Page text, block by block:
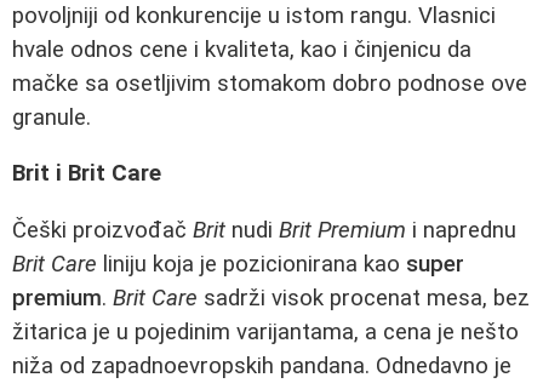
povoljniji od konkurencije u istom rangu. Vlasnici
hvale odnos cene i kvaliteta, kao i činjenicu da
mačke sa osetljivim stomakom dobro podnose ove
granule.
Brit i Brit Care
Češki proizvođač Brit nudi Brit Premium i naprednu
Brit Care liniju koja je pozicionirana kao super
premium. Brit Care sadrži visok procenat mesa, bez
žitarica je u pojedinim varijantama, a cena je nešto
niža od zapadnoevropskih pandana. Odnedavno je